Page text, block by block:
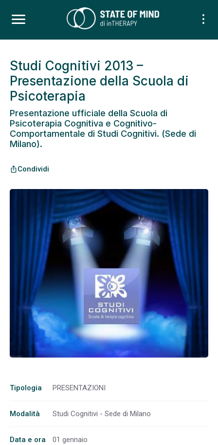
Studi Cognitivi 2013 –
Presentazione della Scuola di
Psicoterapia
Presentazione ufficiale della Scuola di
Psicoterapia Cognitiva e Cognitivo-
Comportamentale di Studi Cognitivi. (Sede di
Milano).
ios_shareCondividi
Tipologia PRESENTAZIONI
Modalità Studi Cognitivi - Sede di Milano
Data e ora 01 gennaio